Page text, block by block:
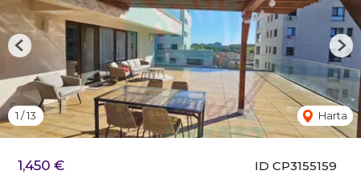
ID CP3155159
1,450 €
1 /13 Harta
Previous